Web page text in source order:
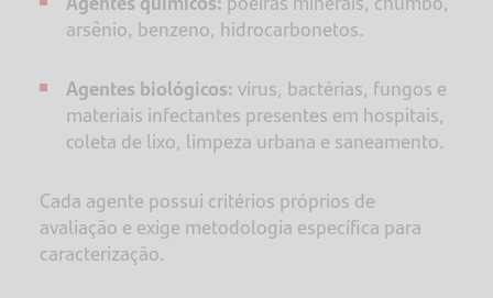
arsênio, benzeno, hidrocarbonetos.
Agentes biológicos:vírus, bactérias, fungos e
materiais infectantes presentes em hospitais,
coleta de lixo, limpeza urbana e saneamento.
Cada agente possui critérios próprios de
avaliação e exige metodologia específica para
caracterização.